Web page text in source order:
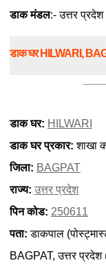
डाक मंडल:- उत्तर प्रदेश
डाक घर HILWARI,
डाक घर: HILWARI
डाक घर प्रकार: शाखा
जिला: BAGPAT
राज्य: उत्तर प्रदेश
पिन कोड: 250611
पता: डाकपाल
BAGPAT, उत्तर